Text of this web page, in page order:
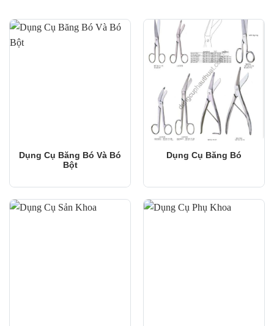
Dụng Cụ Băng Bó Và Bó
Bột
Dụng Cụ Băng Bó